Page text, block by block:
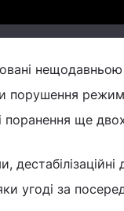
нещодавньою
порушення
і поранення ще
дестабілізаційні
угоді за